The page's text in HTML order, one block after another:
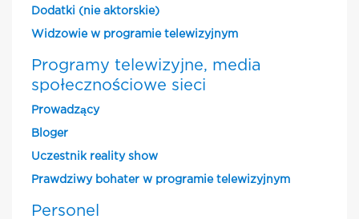
Dodatki (nie aktorskie)
Widzowie w programie telewizyjnym
Programy telewizyjne, media
społecznościowe sieci
Prowadzący
Bloger
Uczestnik reality show
Prawdziwy bohater w programie telewizyjnym
Personel